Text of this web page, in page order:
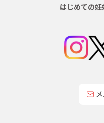
はじめての